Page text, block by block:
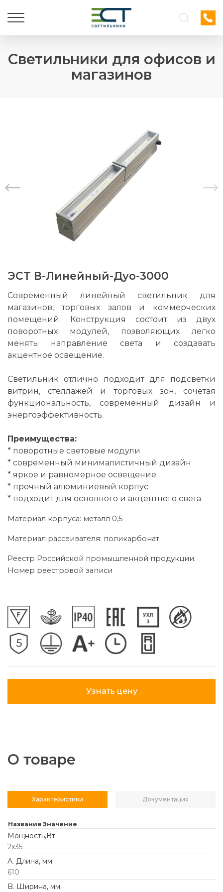
Светильники для офисов и
магазинов
ЭСТ В-Линейный-Дуо-3000
Современный линейный светильник для
магазинов, торговых залов и коммерческих
помещений. Конструкция состоит из двух
поворотных модулей, позволяющих легко
менять направление света и создавать
акцентное освещение.
Светильник отлично подходит для подсветки
витрин, стеллажей и торговых зон, сочетая
функциональность, современный дизайн и
энергоэффективность.
Преимущества:
* поворотные световые модули
* современный минималистичный дизайн
* яркое и равномерное освещение
* прочный алюминиевый корпус
* подходит для основного и акцентного света
Материал корпуса: металл 0,5
Материал рассеивателя: поликарбонат
Реестр Российской промышленной продукции.
Номер реестровой записи
Узнать цену
О товаре
Характеристики Документация
Название Значение
Мощность,Вт
2х35
А. Длина, мм
610
B. Ширина, мм